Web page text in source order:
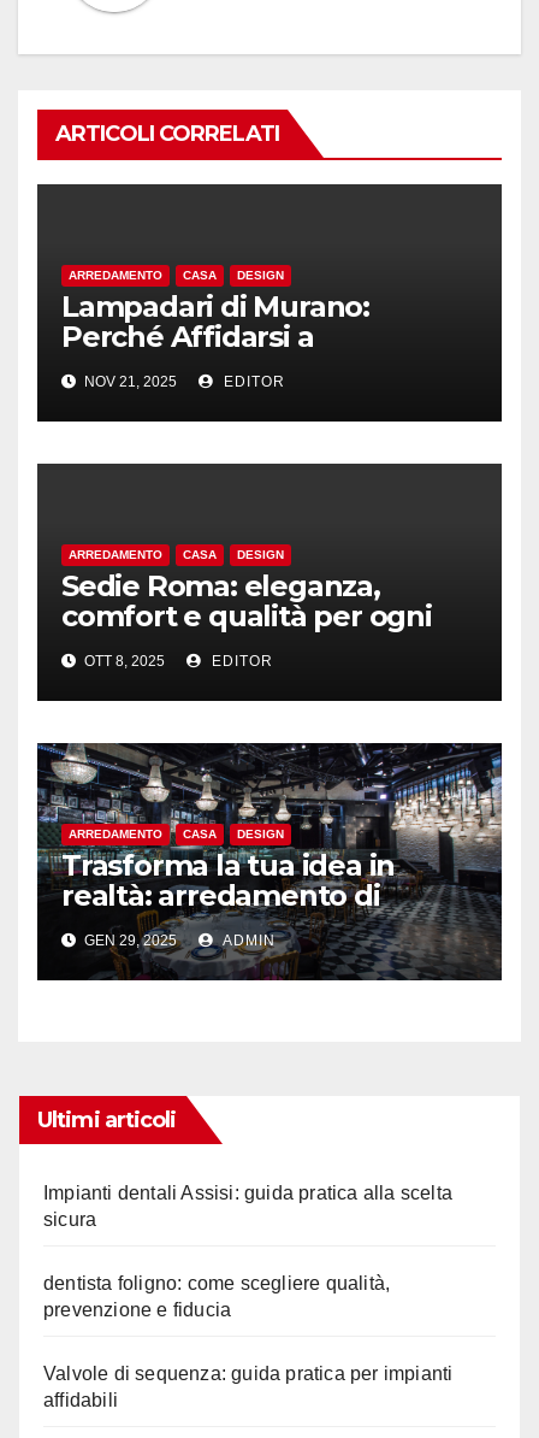
ARTICOLI CORRELATI
ARREDAMENTO CASA DESIGN
Lampadari di Murano:
Perché Affidarsi a
Professionisti per l’Acquisto
NOV 21, 2025 EDITOR
ARREDAMENTO CASA DESIGN
Sedie Roma: eleganza,
comfort e qualità per ogni
ambiente
OTT 8, 2025 EDITOR
ARREDAMENTO CASA DESIGN
Trasforma la tua idea in
realtà: arredamento di
qualità per bar a Roma
GEN 29, 2025 ADMIN
Ultimi articoli
Impianti dentali Assisi: guida pratica alla scelta
sicura
dentista foligno: come scegliere qualità,
prevenzione e fiducia
Valvole di sequenza: guida pratica per impianti
affidabili